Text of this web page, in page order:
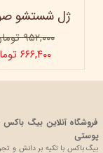
۹۵۲,۰۰۰ تومان
۶۶۶,۴۰۰ تومان
فروشگاه آنلاین بیگ
پوستی